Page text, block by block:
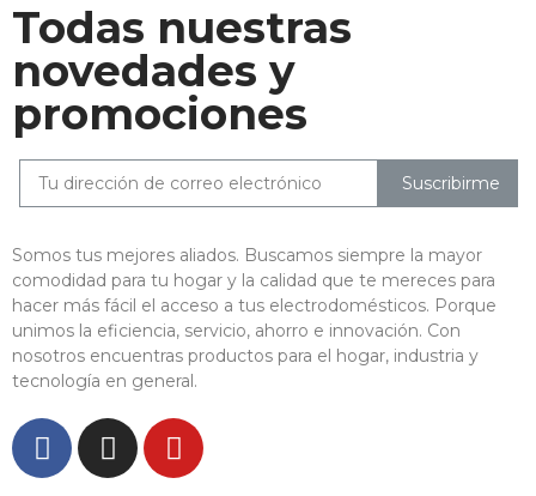
Todas nuestras
novedades y
promociones
Suscribirme
Somos tus mejores aliados. Buscamos siempre la mayor
comodidad para tu hogar y la calidad que te mereces para
hacer más fácil el acceso a tus electrodomésticos. Porque
unimos la eficiencia, servicio, ahorro e innovación. Con
nosotros encuentras productos para el hogar, industria y
tecnología en general.